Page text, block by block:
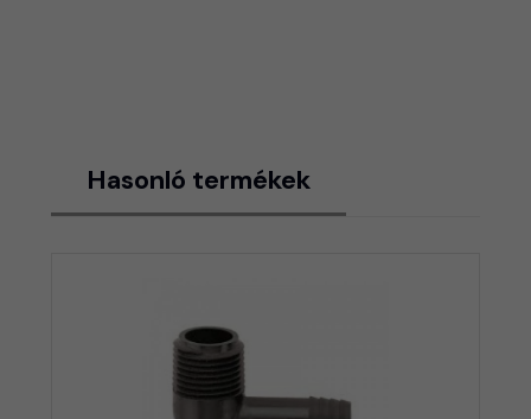
Hasonló termékek